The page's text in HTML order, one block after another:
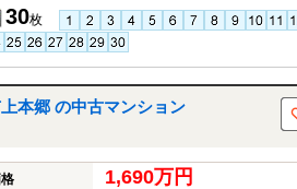
30枚
本郷 の中古マンション
1,690万円